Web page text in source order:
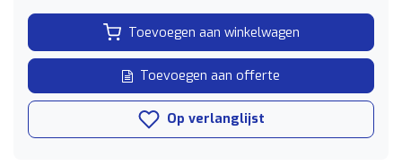
Toevoegen aan winkelwagen
Toevoegen aan offerte
Op verlanglijst